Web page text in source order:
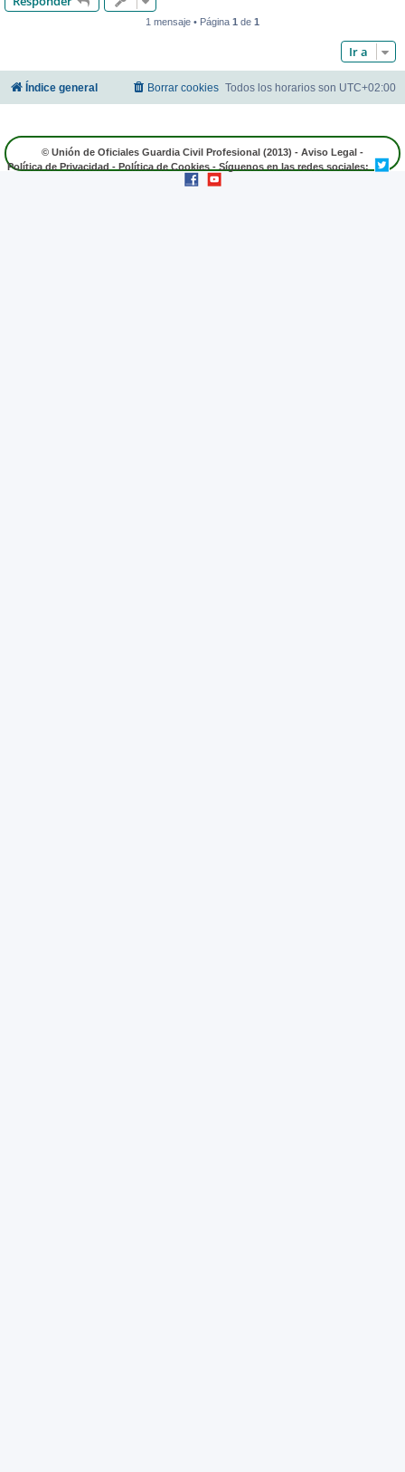
1 mensaje • Página 1 de 1
Ir a
Índice general Todos los horarios son UTC+02:00
Borrar cookies
© Unión de Oficiales Guardia Civil Profesional (2013) - Aviso Legal -
Política de Privacidad - Política de Cookies - Síguenos en las redes sociales: